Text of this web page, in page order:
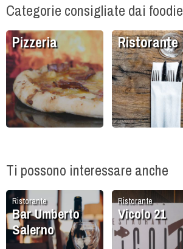
Categorie consigliate dai foodie
Pizzeria Ristorante
Ti possono interessare anche
Ristorante
Bar Umberto
Salerno
Ristorante
Vicolo 21